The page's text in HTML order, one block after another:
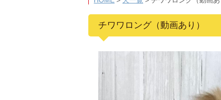
チワワロング（動画あり）